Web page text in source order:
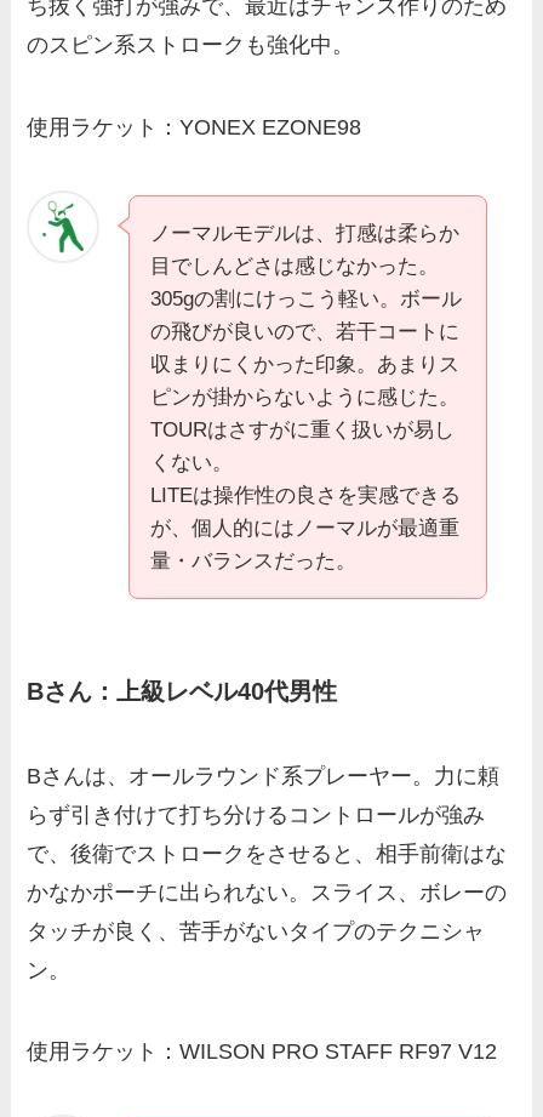
ち抜く強打が強みで、最近はチャンス作りのため
のスピン系ストロークも強化中。
使用ラケット：YONEX EZONE98
ノーマルモデルは、打感は柔らか
目でしんどさは感じなかった。
305gの割にけっこう軽い。ボール
の飛びが良いので、若干コートに
収まりにくかった印象。あまりス
ピンが掛からないように感じた。
TOURはさすがに重く扱いが易し
くない。
LITEは操作性の良さを実感できる
が、個人的にはノーマルが最適重
量・バランスだった。
Bさん：上級レベル40代男性
Bさんは、オールラウンド系プレーヤー。力に頼
らず引き付けて打ち分けるコントロールが強み
で、後衛でストロークをさせると、相手前衛はな
かなかポーチに出られない。スライス、ボレーの
タッチが良く、苦手がないタイプのテクニシャ
ン。
使用ラケット：WILSON PRO STAFF RF97 V12